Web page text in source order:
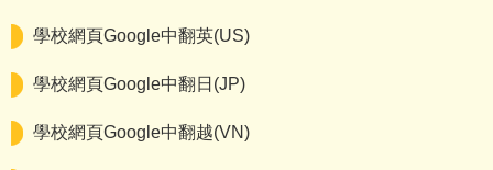
學校網頁Google中翻英(US)
學校網頁Google中翻日(JP)
學校網頁Google中翻越(VN)